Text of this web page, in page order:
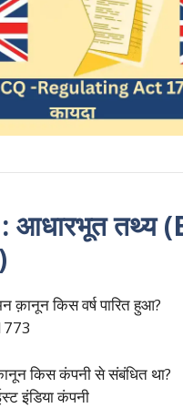
आधारभूत तथ्य
क़ानून किस वर्ष पारित हुआ?
किस कंपनी से संबंधित था?
इंडिया कंपनी